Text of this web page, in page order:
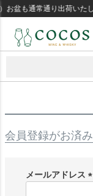
盆も通常通り出荷いた
会員登録がお済
メールアドレス